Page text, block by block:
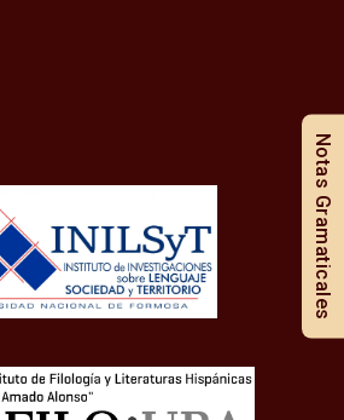
Notas Gramaticales